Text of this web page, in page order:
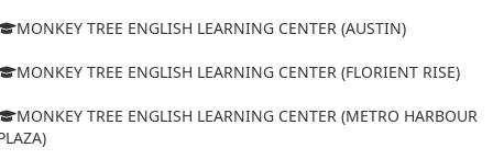
MONKEY TREE ENGLISH LEARNING CENTER (AUSTIN)
MONKEY TREE ENGLISH LEARNING CENTER (FLORIENT RISE)
MONKEY TREE ENGLISH LEARNING CENTER (METRO HARBOUR